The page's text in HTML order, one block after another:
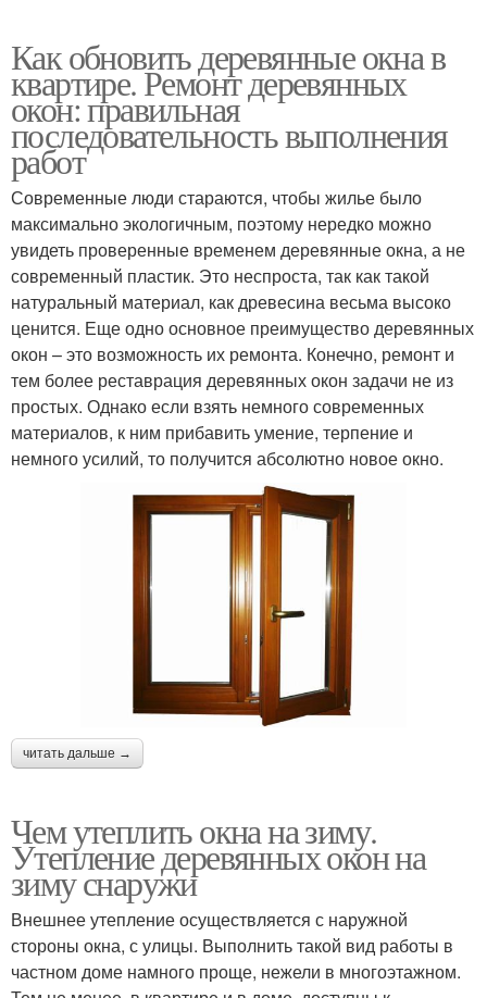
Как обновить деревянные окна в
квартире. Ремонт деревянных
окон: правильная
последовательность выполнения
работ
Современные люди стараются, чтобы жилье было
максимально экологичным, поэтому нередко можно
увидеть проверенные временем деревянные окна, а не
современный пластик. Это неспроста, так как такой
натуральный материал, как древесина весьма высоко
ценится. Еще одно основное преимущество деревянных
окон – это возможность их ремонта. Конечно, ремонт и
тем более реставрация деревянных окон задачи не из
простых. Однако если взять немного современных
материалов, к ним прибавить умение, терпение и
немного усилий, то получится абсолютно новое окно.
читать дальше →
Чем утеплить окна на зиму.
Утепление деревянных окон на
зиму снаружи
Внешнее утепление осуществляется с наружной
стороны окна, с улицы. Выполнить такой вид работы в
частном доме намного проще, нежели в многоэтажном.